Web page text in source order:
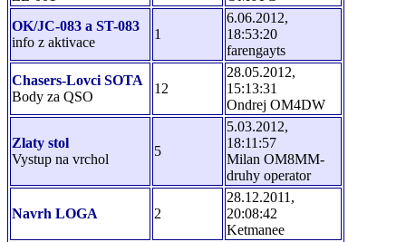
OK/JC-083 a ST-083
info z aktivace
1
6.06.2012,
18:53:20
farengayts
Chasers-Lovci SOTA
Body za QSO
12
28.05.2012,
15:13:31
Ondrej OM4DW
Zlaty stol
Vystup na vrchol
5
5.03.2012,
18:11:57
Milan OM8MM-
druhy operator
Navrh LOGA 2
28.12.2011,
20:08:42
Ketmanee